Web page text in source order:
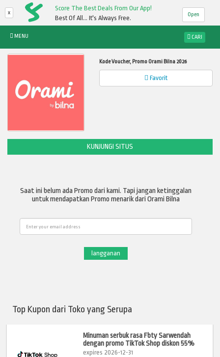
x
Score The Best Deals From Our App!
Best Of All... It's Always Free.
Open
MENU CARI
Kode Voucher, Promo Orami Bilna 2026
Favorit
KUNJUNGI SITUS
Saat ini belum ada Promo dari kami. Tapi jangan ketinggalan
untuk mendapatkan Promo menarik dari Orami Bilna
Top Kupon dari Toko yang Serupa
Minuman serbuk rasa Fbty Sarwendah
dengan promo TikTok Shop diskon 55%
expires 2026-12-31